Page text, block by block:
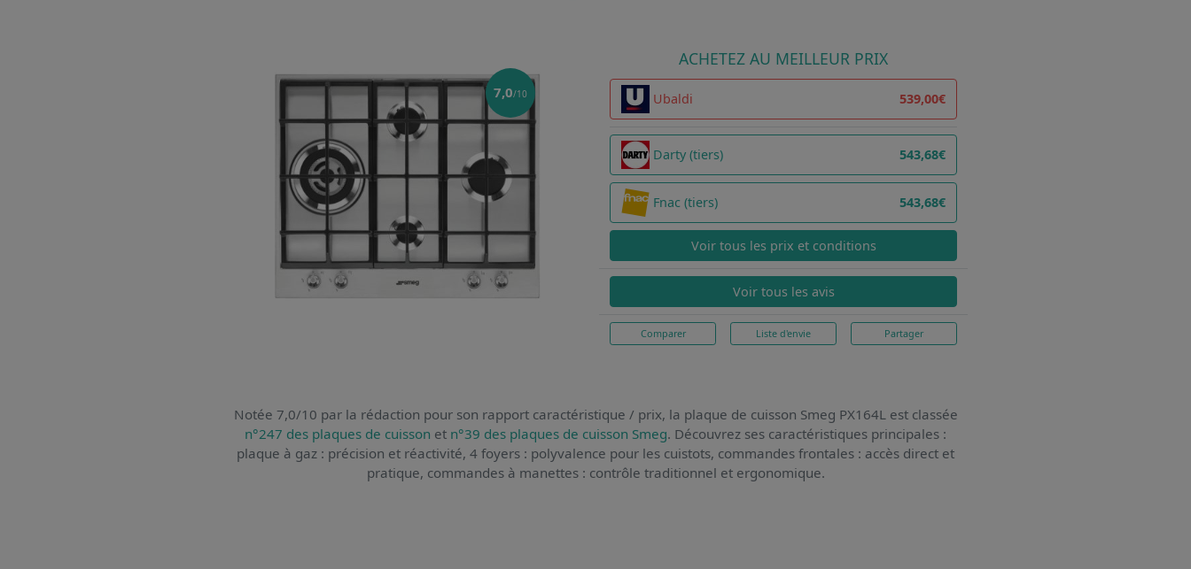
7,0/10
ACHETEZ AU MEILLEUR PRIX
Ubaldi 539,00€
Darty (tiers) 543,68€
Fnac (tiers) 543,68€
Voir tous les prix et conditions
Voir tous les avis
Comparer Liste d'envie Partager
Notée 7,0/10 par la rédaction pour son rapport caractéristique / prix, la plaque de cuisson Smeg PX164L est classée
n°247 des plaques de cuisson et n°39 des plaques de cuisson Smeg. Découvrez ses caractéristiques principales :
plaque à gaz : précision et réactivité, 4 foyers : polyvalence pour les cuistots, commandes frontales : accès direct et
pratique, commandes à manettes : contrôle traditionnel et ergonomique.